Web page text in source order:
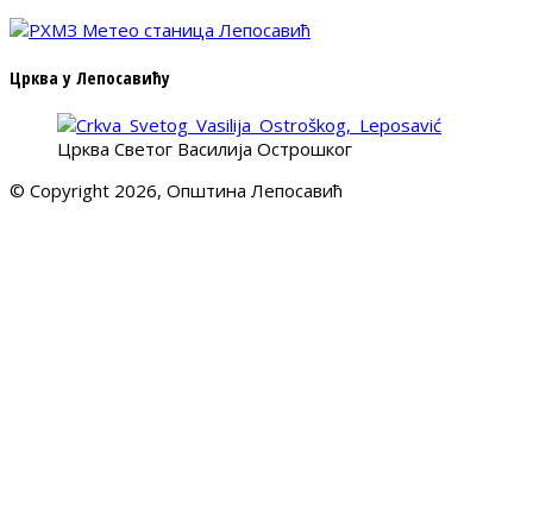
Црква у Лепосавићу
Црква Светог Василија Острошког
© Copyright 2026, Општина Лепосавић